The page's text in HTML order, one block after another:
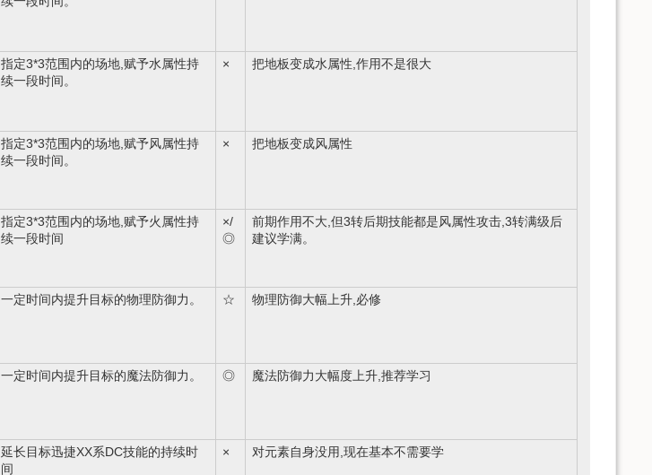
指定3*3范围内的场地,赋予水属性持
续一段时间。
× 把地板变成水属性,作用不是很大
指定3*3范围内的场地,赋予风属性持
续一段时间。
× 把地板变成风属性
指定3*3范围内的场地,赋予火属性持
续一段时间
×/
◎
前期作用不大,但3转后期技能都是风属性攻击,3转满级后
建议学满。
一定时间内提升目标的物理防御力。 ☆ 物理防御大幅上升,必修
一定时间内提升目标的魔法防御力。 ◎ 魔法防御力大幅度上升,推荐学习
延长目标迅捷XX系DC技能的持续时
间
× 对元素自身没用,现在基本不需要学